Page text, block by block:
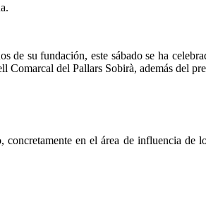
su fundación, este sábado se ha
del Pallars Sobirà, además del
en el área de influencia